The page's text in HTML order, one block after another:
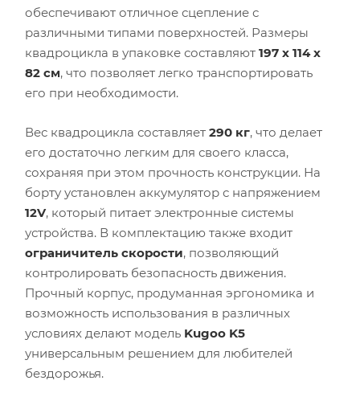
обеспечивают отличное сцепление с
различными типами поверхностей. Размеры
квадроцикла в упаковке составляют 197 х 114 х
82 см, что позволяет легко транспортировать
его при необходимости.
Вес квадроцикла составляет 290 кг, что делает
его достаточно легким для своего класса,
сохраняя при этом прочность конструкции. На
борту установлен аккумулятор с напряжением
12V, который питает электронные системы
устройства. В комплектацию также входит
ограничитель скорости, позволяющий
контролировать безопасность движения.
Прочный корпус, продуманная эргономика и
возможность использования в различных
условиях делают модель Kugoo K5
универсальным решением для любителей
бездорожья.